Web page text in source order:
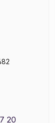
20